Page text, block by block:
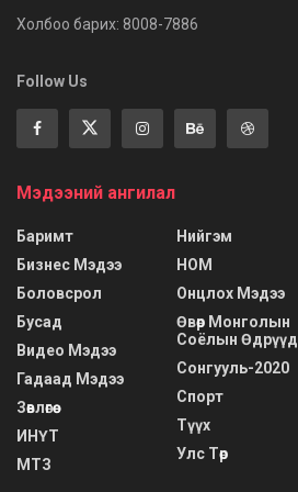
Холбоо барих: 8008-7886
Follow Us
Мэдээний ангилал
Баримт
Бизнес Мэдээ
Боловсрол
Бусад
Видео Мэдээ
Гадаад Мэдээ
Зөвлөгөө
ИНҮТ
МТЗ
Нийгэм
НОМ
Онцлох Мэдээ
Өвөр Монголын
Соёлын Өдрүүд
Сонгууль-2020
Спорт
Түүх
Улс Төр